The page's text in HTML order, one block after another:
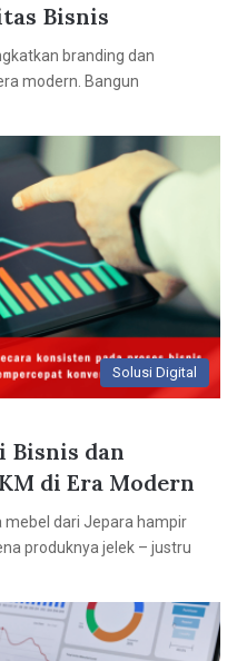
Bisnis
branding dan
modern. Bangun
Solusi Digital
Bisnis dan
di Era Modern
mebel dari Jepara hampir
produknya jelek – justru